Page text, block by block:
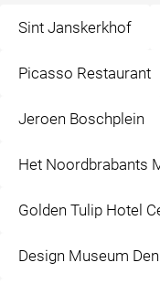
Sint Janskerkhof
Picasso Restaurant
Jeroen Boschplein
Het Noordbrabants
Golden Tulip Hotel
Design Museum